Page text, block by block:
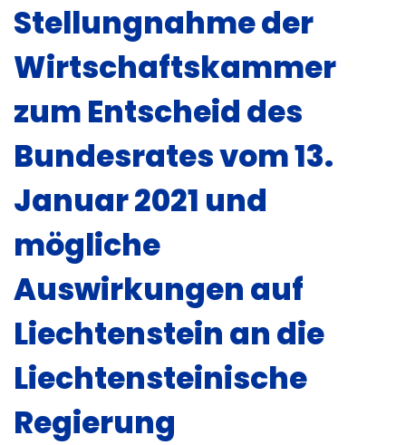
Stellungnahme der
Wirtschaftskammer
zum Entscheid des
Bundesrates vom 13.
Januar 2021 und
mögliche
Auswirkungen auf
Liechtenstein an die
Liechtensteinische
Regierung